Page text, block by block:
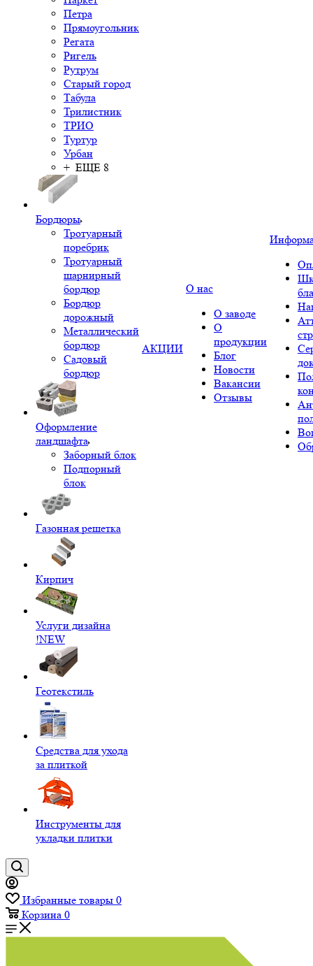
Петра
Прямоугольник
Регата
Ригель
Рутрум
Старый город
Табула
Трилистник
ТРИО
Туртур
Урбан
+ ЕЩЕ 8
Бордюры
Тротуарный
поребрик
Тротуарный
шарнирный
бордюр
Бордюр
дорожный
Металлический
бордюр
Садовый
бордюр
Оформление
ландшафта
Заборный блок
Подпорный
блок
Газонная решетка
Кирпич
Услуги дизайна
!NEW
Геотекстиль
Средства для ухода
за плиткой
Инструменты для
укладки плитки
АКЦИИ
О нас
О заводе
О
продукции
Блог
Новости
Вакансии
Отзывы
Избранные товары 0
Корзина 0